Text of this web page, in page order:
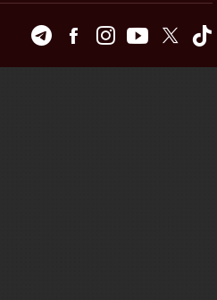
TelegramFacebookInstagramYoutubeTwitter